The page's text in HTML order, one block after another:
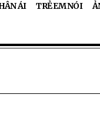
ÁI TRẺ EM NÓI